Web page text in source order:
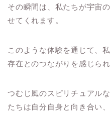
その瞬間は、私たちが宇宙
せてくれます。
このような体験を通じて、
存在とのつながりを感じられ
つむじ風のスピリチュアル
たちは自分自身と向き合い